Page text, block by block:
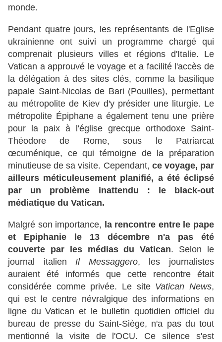
monde.
Pendant quatre jours, les représentants de l'Eglise
ukrainienne ont suivi un programme chargé qui
comprenait plusieurs villes et régions d'Italie. Le
Vatican a approuvé le voyage et a facilité l'accès de
la délégation à des sites clés, comme la basilique
papale Saint-Nicolas de Bari (Pouilles), permettant
au métropolite de Kiev d'y présider une liturgie. Le
métropolite Épiphane a également tenu une prière
pour la paix à l'église grecque orthodoxe Saint-
Théodore de Rome, sous le Patriarcat
œcuménique, ce qui témoigne de la préparation
minutieuse de sa visite. Cependant, ce voyage, par
ailleurs méticuleusement planifié, a été éclipsé
par un problème inattendu : le black-out
médiatique du Vatican.
Malgré son importance, la rencontre entre le pape
et Epiphanie le 13 décembre n'a pas été
couverte par les médias du Vatican. Selon le
journal italienIl Messaggero, les journalistes
auraient été informés que cette rencontre était
considérée comme privée. Le site Vatican News,
qui est le centre névralgique des informations en
ligne du Vatican et le bulletin quotidien officiel du
bureau de presse du Saint-Siège, n'a pas du tout
mentionné la visite de l'OCU. Ce silence s'est